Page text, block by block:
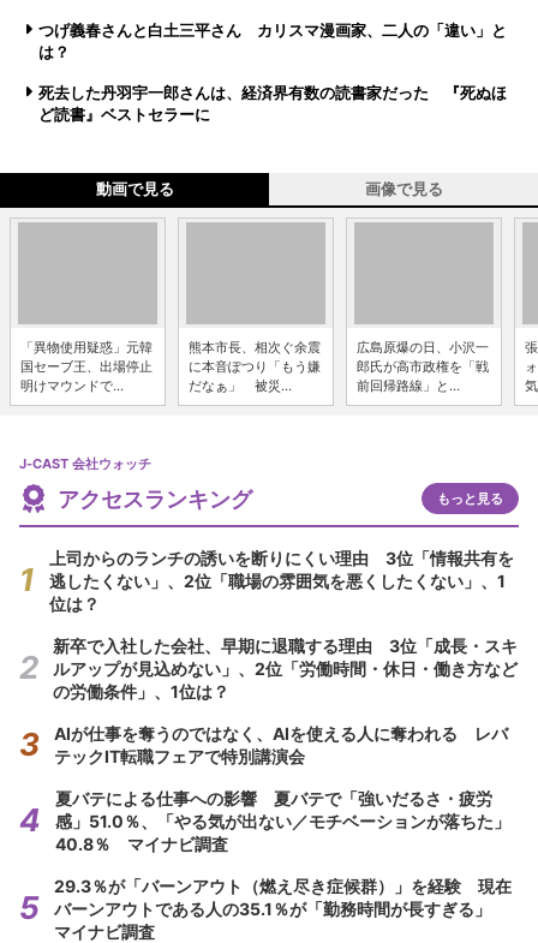
つげ義春さんと白土三平さん カリスマ漫画家、二人の「違い」と
は？
死去した丹羽宇一郎さんは、経済界有数の読書家だった 『死ぬほ
ど読書』ベストセラーに
動画で見る 画像で見る
「異物使用疑惑」元韓
国セーブ王、出場停止
明けマウンドで...
熊本市長、相次ぐ余震
に本音ぽつり「もう嫌
だなぁ」 被災...
広島原爆の日、小沢一
郎氏が高市政権を「戦
前回帰路線」と...
J-CAST 会社ウォッチ
アクセスランキング もっと見る
上司からのランチの誘いを断りにくい理由 3位「情報共有を
逃したくない」、2位「職場の雰囲気を悪くしたくない」、1
位は？
新卒で入社した会社、早期に退職する理由 3位「成長・スキ
ルアップが見込めない」、2位「労働時間・休日・働き方など
の労働条件」、1位は？
AIが仕事を奪うのではなく、AIを使える人に奪われる レバ
テックIT転職フェアで特別講演会
夏バテによる仕事への影響 夏バテで「強いだるさ・疲労
感」51.0％、「やる気が出ない／モチベーションが落ちた」
40.8％ マイナビ調査
29.3％が「バーンアウト（燃え尽き症候群）」を経験 現在
バーンアウトである人の35.1％が「勤務時間が長すぎる」
マイナビ調査